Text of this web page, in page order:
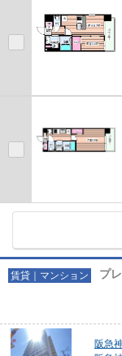
賃貸｜マンション プ
阪急